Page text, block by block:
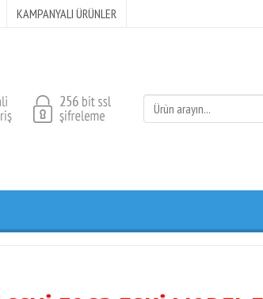
KAMPANYALI ÜRÜNLER